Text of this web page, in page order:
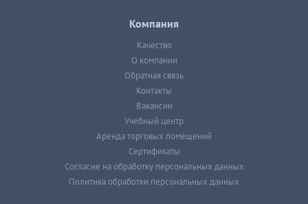
Компания
Качество
О компании
Обратная связь
Контакты
Вакансии
Учебный центр
Аренда торговых помещений
Сертификаты
Согласие на обработку персональных данных
Политика обработки персональных данных